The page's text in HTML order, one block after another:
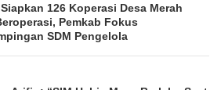
126 Koperasi Desa Merah
Pemkab Fokus
SDM Pengelola